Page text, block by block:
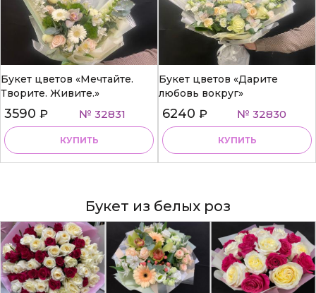
Букет цветов «Мечтайте.
Творите. Живите.»
3590 ₽ № 32831
КУПИТЬ
Букет цветов «Дарите
любовь вокруг»
6240 ₽ № 32830
КУПИТЬ
Букет из белых роз